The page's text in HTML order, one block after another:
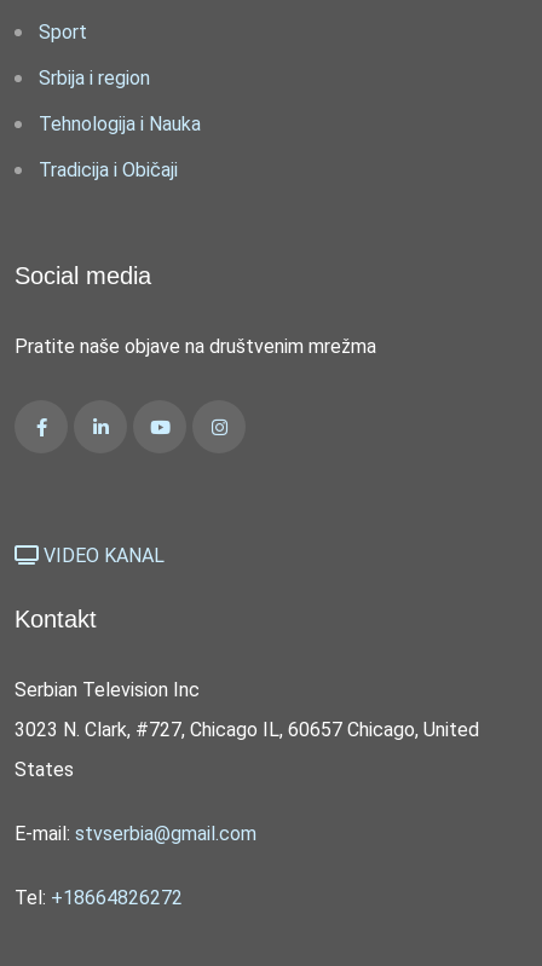
Sport
Srbija i region
Tehnologija i Nauka
Tradicija i Običaji
Social media
Pratite naše objave na društvenim mrežma
VIDEO KANAL
Kontakt
Serbian Television Inc
3023 N. Clark, #727, Chicago IL, 60657 Chicago, United
States
E-mail: stvserbia@gmail.com
Tel: +18664826272